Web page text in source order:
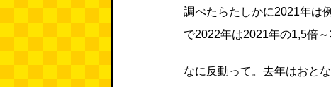
調べたらたしかに2021年は
で2022年は2021年の1,5倍
なに反動って。去年はおと